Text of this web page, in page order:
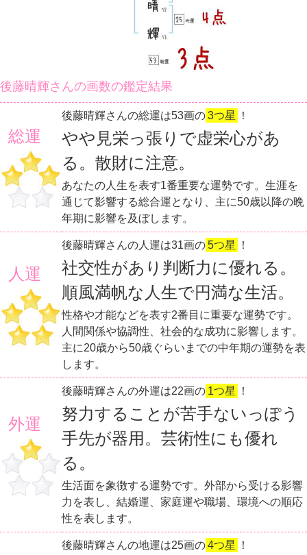
後藤晴輝さんの画数の鑑定結果
総運
後藤晴輝さんの総運は53画の3つ星 ！
やや見栄っ張りで虚栄心があ
る。散財に注意。
あなたの人生を表す1番重要な運勢です。生涯を
通じて影響する総合運となり、主に50歳以降の晩
年期に影響を及ぼします。
人運
後藤晴輝さんの人運は31画の5つ星 ！
社交性があり判断力に優れる。
順風満帆な人生で円満な生活。
性格や才能などを表す2番目に重要な運勢です。
人間関係や協調性、社会的な成功に影響します。
主に20歳から50歳ぐらいまでの中年期の運勢を表
します。
外運
後藤晴輝さんの外運は22画の 1つ星 ！
努力することが苦手ないっぽう
手先が器用。芸術性にも優れ
る。
生活面を象徴する運勢です。外部から受ける影響
力を表し、結婚運、家庭運や職場、環境への順応
性を表します。
後藤晴輝さんの地運は25画の4つ星 ！